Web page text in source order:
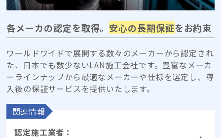
各メーカの認定を取得。 安心の長期保証をお約束
ワールドワイドで展開する数々のメーカーから認定され
た、日本でも数少ないLAN施工会社です。豊富なメーカ
ーラインナップから最適なメーカーや仕様を選定し、導
入後の保証サービスを提供いたします。
関連情報
認定施工業者：